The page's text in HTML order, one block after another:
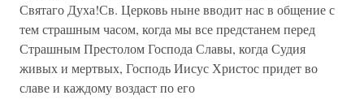
Святаго Духа!Св. Церковь ныне вводит нас в общение с
тем страшным часом, когда мы все предстанем перед
Страшным Престолом Господа Славы, когда Судия
живых и мертвых, Господь Иисус Христос придет во
славе и каждому воздаст по его